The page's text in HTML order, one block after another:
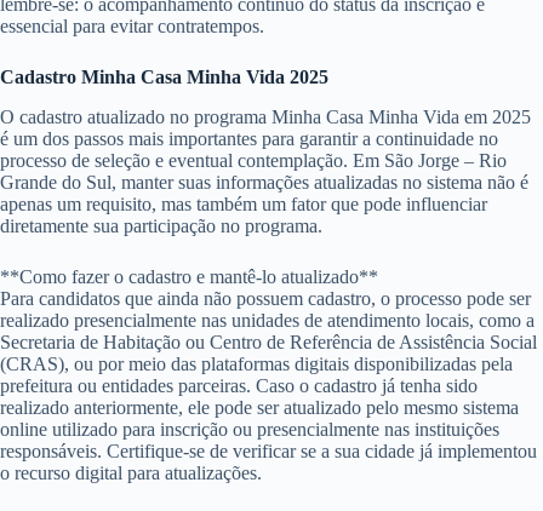
lembre-se: o acompanhamento contínuo do status da inscrição é
essencial para evitar contratempos.
Cadastro Minha Casa Minha Vida 2025
O cadastro atualizado no programa Minha Casa Minha Vida em 2025
é um dos passos mais importantes para garantir a continuidade no
processo de seleção e eventual contemplação. Em São Jorge – Rio
Grande do Sul, manter suas informações atualizadas no sistema não é
apenas um requisito, mas também um fator que pode influenciar
diretamente sua participação no programa.
**Como fazer o cadastro e mantê-lo atualizado**
Para candidatos que ainda não possuem cadastro, o processo pode ser
realizado presencialmente nas unidades de atendimento locais, como a
Secretaria de Habitação ou Centro de Referência de Assistência Social
(CRAS), ou por meio das plataformas digitais disponibilizadas pela
prefeitura ou entidades parceiras. Caso o cadastro já tenha sido
realizado anteriormente, ele pode ser atualizado pelo mesmo sistema
online utilizado para inscrição ou presencialmente nas instituições
responsáveis. Certifique-se de verificar se a sua cidade já implementou
o recurso digital para atualizações.